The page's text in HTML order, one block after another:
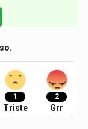
1
Triste
2
Grr